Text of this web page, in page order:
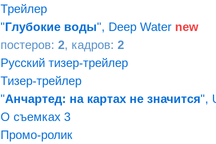
Трейлер
"Глубокие воды", Deep Water new
постеров: 2, кадров: 2
Русский тизер-трейлер
Тизер-трейлер
"Анчартед: на картах не значится",
О съемках 3
Промо-ролик